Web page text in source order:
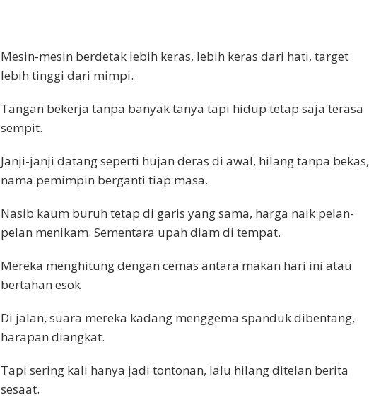
Mesin-mesin berdetak lebih keras, lebih keras dari hati, target
lebih tinggi dari mimpi.
Tangan bekerja tanpa banyak tanya tapi hidup tetap saja terasa
sempit.
Janji-janji datang seperti hujan deras di awal, hilang tanpa bekas,
nama pemimpin berganti tiap masa.
Nasib kaum buruh tetap di garis yang sama, harga naik pelan-
pelan menikam. Sementara upah diam di tempat.
Mereka menghitung dengan cemas antara makan hari ini atau
bertahan esok
Di jalan, suara mereka kadang menggema spanduk dibentang,
harapan diangkat.
Tapi sering kali hanya jadi tontonan, lalu hilang ditelan berita
sesaat.